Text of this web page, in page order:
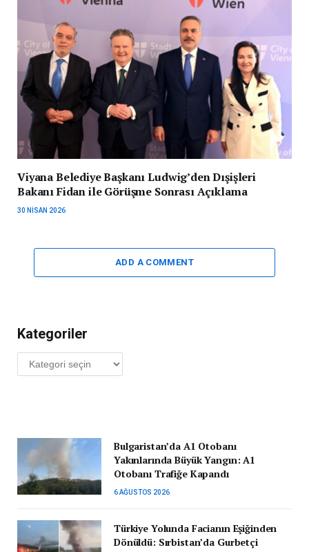
Viyana Belediye Başkanı Ludwig’den Dışişleri
Bakanı Fidan ile Görüşme Sonrası Açıklama
30 NISAN 2026
ADD A COMMENT
Kategoriler
Kategoriler
Bulgaristan’da A1 Otobanı
Yakınlarında Büyük Yangın: A1
Otobanı Trafiğe Kapandı
6 AĞUSTOS 2026
Türkiye Yolunda Facianın Eşiğinden
Dönüldü: Sırbistan’da Gurbetçi